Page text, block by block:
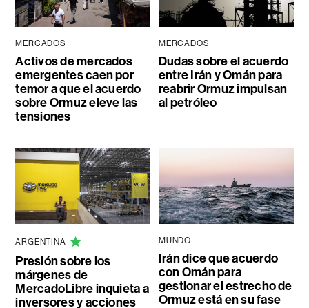
MERCADOS
Activos de mercados
emergentes caen por
temor a que el acuerdo
sobre Ormuz eleve las
tensiones
MERCADOS
Dudas sobre el acuerdo
entre Irán y Omán para
reabrir Ormuz impulsan
al petróleo
ARGENTINA
Presión sobre los
márgenes de
MercadoLibre inquieta a
inversores y acciones
MUNDO
Irán dice que acuerdo
con Omán para
gestionar el estrecho de
Ormuz está en su fase